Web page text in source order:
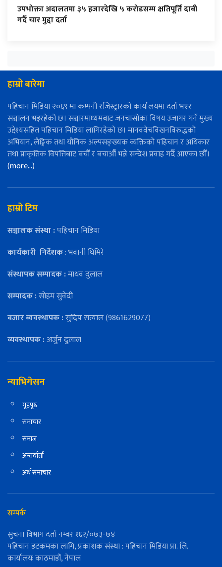
उपभोक्ता अदालतमा ३५ हजारदेखि ५ करोडसम्म क्षतिपूर्ति दाबी
गर्दै चार मुद्दा दर्ता
हाम्रो बारेमा
पहिचान मिडिया २०६९ मा कम्पनी रजिस्ट्रारको कार्यालयमा दर्ता भएर
सञ्चालन भइरहेको छ। सञ्चारमाध्यमबाट जनचासोका विषय उजागर गर्ने मुख्य
उद्देश्यसहित पहिचान मिडिया लागिरहेको छ। मानववेचविखनविरुद्धको
अभियान, लैङ्गिक तथा यौनिक अल्पसङ्ख्यक व्यक्तिको पहिचान र अधिकार
तथा प्राकृतिक विपत्तिबाट बचौँ र बचाऔँ भन्ने सन्देश प्रवाह गर्दै आएका छौँ।
(more…)
हाम्रो टिम
सञ्चालक संस्था :पहिचान मिडिया
कार्यकारी निर्देशक: भवानी घिमिरे
संस्थापक सम्पादक :माधव दुलाल
सम्पादक :सोहम सुवेदी
बजार ब्यवस्थापक :सुदिप सत्याल (9861629077)
व्यवस्थापक :अर्जुन दुलाल
न्याभिगेसन
गृहपृष्ठ
समाचार
समाज
अन्तर्वार्ता
अर्थ समाचार
सम्पर्क
सुचना विभाग दर्ता नम्वर १६२/०७३-७४
पहिचान डटकमका लागि, प्रकाशक संस्था : पहिचान मिडिया प्रा. लि.
कार्यालयः काठमाडौं, नेपाल